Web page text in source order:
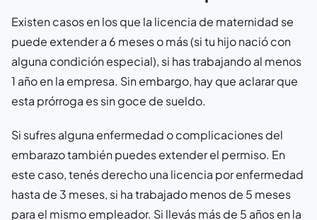
Existen casos en los que la licencia de maternidad se
puede extender a 6 meses o más (si tu hijo nació con
alguna condición especial), si has trabajando al menos
1 año en la empresa. Sin embargo, hay que aclarar que
esta prórroga es sin goce de sueldo.
Si sufres alguna enfermedad o complicaciones del
embarazo también puedes extender el permiso. En
este caso, tenés derecho una licencia por enfermedad
hasta de 3 meses, si ha trabajado menos de 5 meses
para el mismo empleador. Si llevás más de 5 años en la